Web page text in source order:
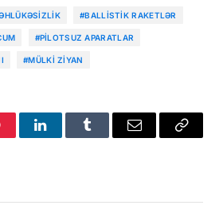
#BALLISTIK RAKETLƏR
#PILOTSUZ APARATLAR
#MÜLKI ZIYAN
LinkedInTumblr Email
Copy